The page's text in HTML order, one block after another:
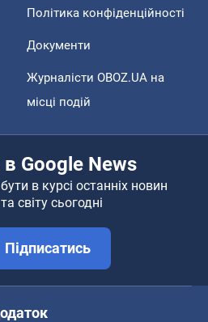
Політика конфіденційності
Документи
Журналісти OBOZ.UA на
місці подій
в Google News
в курсі останніх новин
світу сьогодні
Підписатись